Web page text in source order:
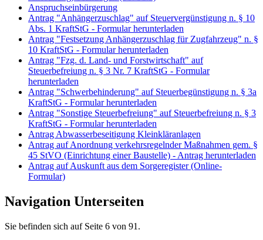
Anspruchseinbürgerung
Antrag "Anhängerzuschlag" auf Steuervergünstigung n. § 10
Abs. 1 KraftStG - Formular herunterladen
Antrag "Festsetzung Anhängerzuschlag für Zugfahrzeug" n. §
10 KraftStG - Formular herunterladen
Antrag "Fzg. d. Land- und Forstwirtschaft" auf
Steuerbefreiung n. § 3 Nr. 7 KraftStG - Formular
herunterladen
Antrag "Schwerbehinderung" auf Steuerbegünstigung n. § 3a
KraftStG - Formular herunterladen
Antrag "Sonstige Steuerbefreiung" auf Steuerbefreiung n. § 3
KraftStG - Formular herunterladen
Antrag Abwasserbeseitigung Kleinkläranlagen
Antrag auf Anordnung verkehrsregelnder Maßnahmen gem. §
45 StVO (Einrichtung einer Baustelle) - Antrag herunterladen
Antrag auf Auskunft aus dem Sorgeregister (Online-
Formular)
Navigation Unterseiten
Sie befinden sich auf Seite 6 von 91.